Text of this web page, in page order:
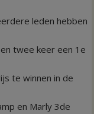
leden hebben
twee keer een 1e
te winnen in de
en Marly 3de